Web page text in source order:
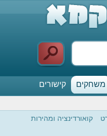
משחקים
קישורים
קואורדינציה ומהירות